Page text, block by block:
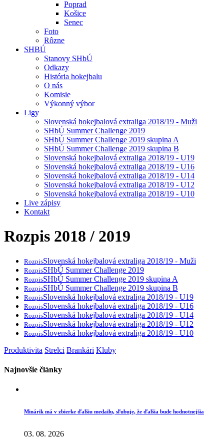
Poprad
Košice
Senec
Foto
Rôzne
SHBÚ
Stanovy SHbÚ
Odkazy
História hokejbalu
O nás
Komisie
Výkonný výbor
Ligy
Slovenská hokejbalová extraliga 2018/19 - Muži
SHbÚ Summer Challenge 2019
SHbÚ Summer Challenge 2019 skupina A
SHbÚ Summer Challenge 2019 skupina B
Slovenská hokejbalová extraliga 2018/19 - U19
Slovenská hokejbalová extraliga 2018/19 - U16
Slovenská hokejbalová extraliga 2018/19 - U14
Slovenská hokejbalová extraliga 2018/19 - U12
Slovenská hokejbalová extraliga 2018/19 - U10
Live zápisy
Kontakt
Rozpis 2018 / 2019
RozpisSlovenská hokejbalová extraliga 2018/19 - Muži
RozpisSHbÚ Summer Challenge 2019
RozpisSHbÚ Summer Challenge 2019 skupina A
RozpisSHbÚ Summer Challenge 2019 skupina B
RozpisSlovenská hokejbalová extraliga 2018/19 - U19
RozpisSlovenská hokejbalová extraliga 2018/19 - U16
RozpisSlovenská hokejbalová extraliga 2018/19 - U14
RozpisSlovenská hokejbalová extraliga 2018/19 - U12
RozpisSlovenská hokejbalová extraliga 2018/19 - U10
Produktivita Strelci Brankári Kluby
Najnovšie články
Minárik má v zbierke ďalšiu medailu, sľubuje, že ďalšia bude hodnotnejšia
03. 08. 2026